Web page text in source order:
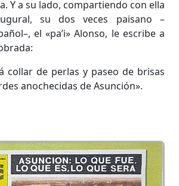
Y a su lado, compartiendo con ella
su dos veces paisano –
el «pa’i» Alonso, le escribe a
collar de perlas y paseo de brisas
anochecidas de Asunción».